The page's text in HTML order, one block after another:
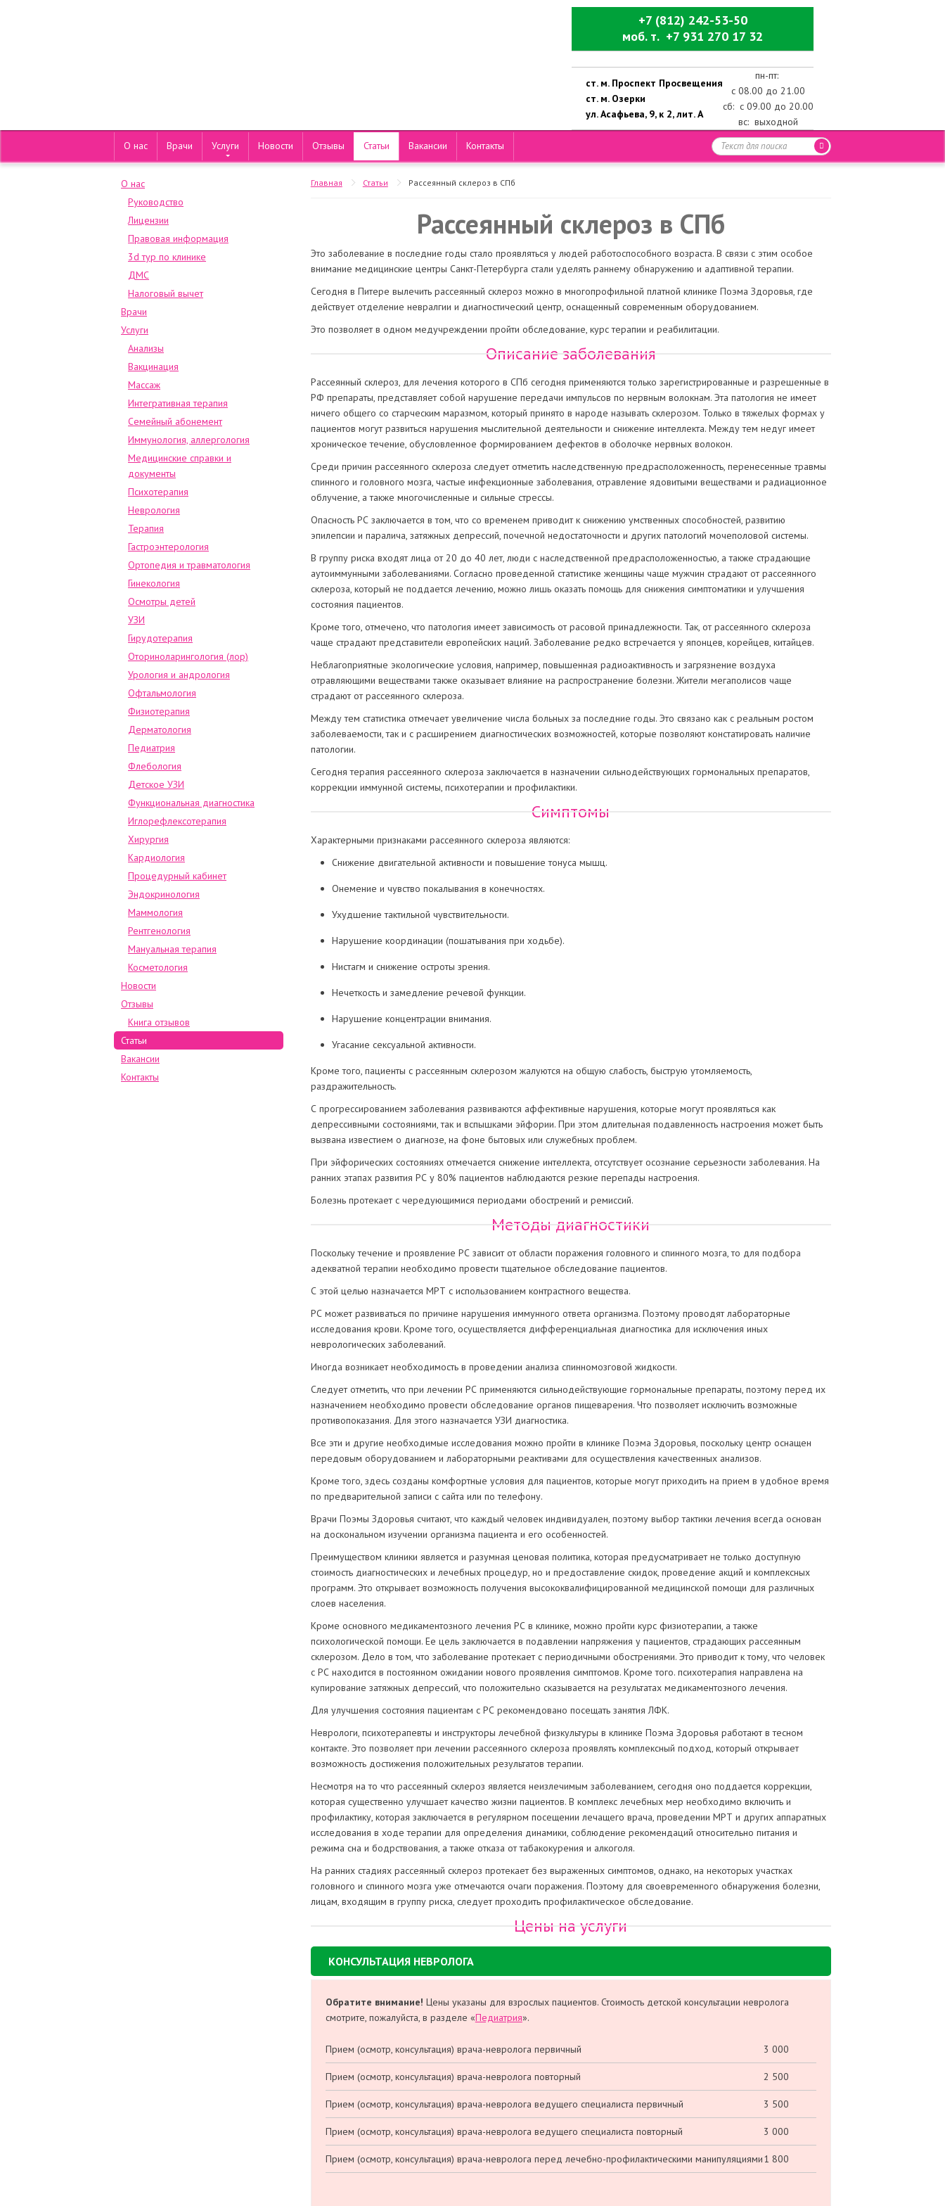
+7 (812) 242-53-50
моб. т. +7 931 270 17 32
ст. м. Проспект Просвещения
ст. м. Озерки
ул. Асафьева, 9, к 2, лит. А
пн-пт:
с 08.00 до 21.00
сб: с 09.00 до 20.00
вс: выходной
О нас
Врачи Услуги Новости Отзывы Статьи Вакансии Контакты
О нас
Руководство
Лицензии
Правовая информация
3d тур по клинике
ДМС
Налоговый вычет
Врачи
Услуги
Анализы
Вакцинация
Массаж
Интегративная терапия
Семейный абонемент
Иммунология, аллергология
Медицинские справки и
документы
Психотерапия
Неврология
Терапия
Гастроэнтерология
Ортопедия и травматология
Гинекология
Осмотры детей
УЗИ
Гирудотерапия
Оториноларингология (лор)
Урология и андрология
Офтальмология
Физиотерапия
Дерматология
Педиатрия
Флебология
Детское УЗИ
Функциональная диагностика
Иглорефлексотерапия
Хирургия
Кардиология
Процедурный кабинет
Эндокринология
Маммология
Рентгенология
Мануальная терапия
Косметология
Новости
Отзывы
Книга отзывов
Статьи
Вакансии
Контакты
Главная Статьи Рассеянный склероз в СПб
Рассеянный склероз в СПб
Это заболевание в последние годы стало проявляться у людей работоспособного возраста. В связи с этим особое
внимание медицинские центры Санкт-Петербурга стали уделять раннему обнаружению и адаптивной терапии.
Сегодня в Питере вылечить рассеянный склероз можно в многопрофильной платной клинике Поэма Здоровья, где
действует отделение невралгии и диагностический центр, оснащенный современным оборудованием.
Это позволяет в одном медучреждении пройти обследование, курс терапии и реабилитации.
Описание заболевания
Рассеянный склероз, для лечения которого в СПб сегодня применяются только зарегистрированные и разрешенные в
РФ препараты, представляет собой нарушение передачи импульсов по нервным волокнам. Эта патология не имеет
ничего общего со старческим маразмом, который принято в народе называть склерозом. Только в тяжелых формах у
пациентов могут развиться нарушения мыслительной деятельности и снижение интеллекта. Между тем недуг имеет
хроническое течение, обусловленное формированием дефектов в оболочке нервных волокон.
Среди причин рассеянного склероза следует отметить наследственную предрасположенность, перенесенные травмы
спинного и головного мозга, частые инфекционные заболевания, отравление ядовитыми веществами и радиационное
облучение, а также многочисленные и сильные стрессы.
Опасность РС заключается в том, что со временем приводит к снижению умственных способностей, развитию
эпилепсии и паралича, затяжных депрессий, почечной недостаточности и других патологий мочеполовой системы.
В группу риска входят лица от 20 до 40 лет, люди с наследственной предрасположенностью, а также страдающие
аутоиммунными заболеваниями. Согласно проведенной статистике женщины чаще мужчин страдают от рассеянного
склероза, который не поддается лечению, можно лишь оказать помощь для снижения симптоматики и улучшения
состояния пациентов.
Кроме того, отмечено, что патология имеет зависимость от расовой принадлежности. Так, от рассеянного склероза
чаще страдают представители европейских наций. Заболевание редко встречается у японцев, корейцев, китайцев.
Неблагоприятные экологические условия, например, повышенная радиоактивность и загрязнение воздуха
отравляющими веществами также оказывает влияние на распространение болезни. Жители мегаполисов чаще
страдают от рассеянного склероза.
Между тем статистика отмечает увеличение числа больных за последние годы. Это связано как с реальным ростом
заболеваемости, так и с расширением диагностических возможностей, которые позволяют констатировать наличие
патологии.
Сегодня терапия рассеянного склероза заключается в назначении сильнодействующих гормональных препаратов,
коррекции иммунной системы, психотерапии и профилактики.
Симптомы
Характерными признаками рассеянного склероза являются:
Снижение двигательной активности и повышение тонуса мышц.
Онемение и чувство покалывания в конечностях.
Ухудшение тактильной чувствительности.
Нарушение координации (пошатывания при ходьбе).
Нистагм и снижение остроты зрения.
Нечеткость и замедление речевой функции.
Нарушение концентрации внимания.
Угасание сексуальной активности.
Кроме того, пациенты с рассеянным склерозом жалуются на общую слабость, быструю утомляемость,
раздражительность.
С прогрессированием заболевания развиваются аффективные нарушения, которые могут проявляться как
депрессивными состояниями, так и вспышками эйфории. При этом длительная подавленность настроения может быть
вызвана известием о диагнозе, на фоне бытовых или служебных проблем.
При эйфорических состояниях отмечается снижение интеллекта, отсутствует осознание серьезности заболевания. На
ранних этапах развития РС у 80% пациентов наблюдаются резкие перепады настроения.
Болезнь протекает с чередующимися периодами обострений и ремиссий.
Методы диагностики
Поскольку течение и проявление РС зависит от области поражения головного и спинного мозга, то для подбора
адекватной терапии необходимо провести тщательное обследование пациентов.
С этой целью назначается МРТ с использованием контрастного вещества.
РС может развиваться по причине нарушения иммунного ответа организма. Поэтому проводят лабораторные
исследования крови. Кроме того, осуществляется дифференциальная диагностика для исключения иных
неврологических заболеваний.
Иногда возникает необходимость в проведении анализа спинномозговой жидкости.
Следует отметить, что при лечении РС применяются сильнодействующие гормональные препараты, поэтому перед их
назначением необходимо провести обследование органов пищеварения. Что позволяет исключить возможные
противопоказания. Для этого назначается УЗИ диагностика.
Все эти и другие необходимые исследования можно пройти в клинике Поэма Здоровья, поскольку центр оснащен
передовым оборудованием и лабораторными реактивами для осуществления качественных анализов.
Кроме того, здесь созданы комфортные условия для пациентов, которые могут приходить на прием в удобное время
по предварительной записи с сайта или по телефону.
Врачи Поэмы Здоровья считают, что каждый человек индивидуален, поэтому выбор тактики лечения всегда основан
на доскональном изучении организма пациента и его особенностей.
Преимуществом клиники является и разумная ценовая политика, которая предусматривает не только доступную
стоимость диагностических и лечебных процедур, но и предоставление скидок, проведение акций и комплексных
программ. Это открывает возможность получения высококвалифицированной медицинской помощи для различных
слоев населения.
Кроме основного медикаментозного лечения РС в клинике, можно пройти курс физиотерапии, а также
психологической помощи. Ее цель заключается в подавлении напряжения у пациентов, страдающих рассеянным
склерозом. Дело в том, что заболевание протекает с периодичными обострениями. Это приводит к тому, что человек
с РС находится в постоянном ожидании нового проявления симптомов. Кроме того. психотерапия направлена на
купирование затяжных депрессий, что положительно сказывается на результатах медикаментозного лечения.
Для улучшения состояния пациентам с РС рекомендовано посещать занятия ЛФК.
Неврологи, психотерапевты и инструкторы лечебной физкультуры в клинике Поэма Здоровья работают в тесном
контакте. Это позволяет при лечении рассеянного склероза проявлять комплексный подход, который открывает
возможность достижения положительных результатов терапии.
Несмотря на то что рассеянный склероз является неизлечимым заболеванием, сегодня оно поддается коррекции,
которая существенно улучшает качество жизни пациентов. В комплекс лечебных мер необходимо включить и
профилактику, которая заключается в регулярном посещении лечащего врача, проведении МРТ и других аппаратных
исследования в ходе терапии для определения динамики, соблюдение рекомендаций относительно питания и
режима сна и бодрствования, а также отказа от табакокурения и алкоголя.
На ранних стадиях рассеянный склероз протекает без выраженных симптомов, однако, на некоторых участках
головного и спинного мозга уже отмечаются очаги поражения. Поэтому для своевременного обнаружения болезни,
лицам, входящим в группу риска, следует проходить профилактическое обследование.
Цены на услуги
КОНСУЛЬТАЦИЯ НЕВРОЛОГА
Обратите внимание! Цены указаны для взрослых пациентов. Стоимость детской консультации невролога
смотрите, пожалуйста, в разделе «Педиатрия».
Прием (осмотр, консультация) врача-невролога первичный 3 000
Прием (осмотр, консультация) врача-невролога повторный 2 500
Прием (осмотр, консультация) врача-невролога ведущего специалиста первичный 3 500
Прием (осмотр, консультация) врача-невролога ведущего специалиста повторный 3 000
Прием (осмотр, консультация) врача-невролога перед лечебно-профилактическими манипуляциями1 800